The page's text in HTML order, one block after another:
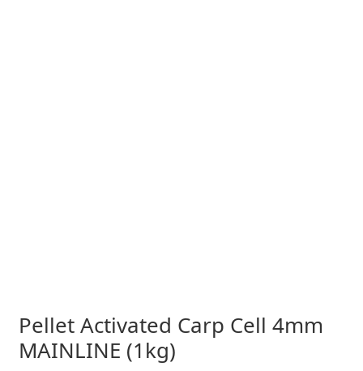
Pellet Activated Carp Cell 4mm
MAINLINE (1kg)